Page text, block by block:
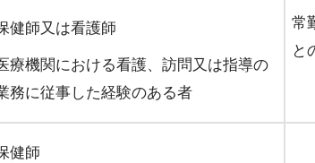
健師又は看護師
療機関における看護、訪問又は指導の
務に従事した経験のある者
常
と
健師